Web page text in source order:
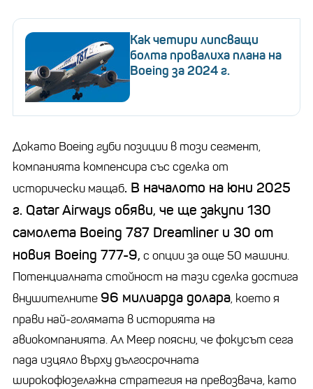
Как четири липсващи
болта провалиха плана на
Boeing за 2024 г.
Докато Boeing губи позиции в този сегмент,
компанията компенсира със сделка от
исторически мащаб. В началото на юни 2025
г. Qatar Airways обяви, че ще закупи 130
самолета Boeing 787 Dreamliner и 30 от
новия Boeing 777-9, с опции за още 50 машини.
Потенциалната стойност на тази сделка достига
внушителните 96 милиарда долара, което я
прави най-голямата в историята на
авиокомпанията. Ал Меер поясни, че фокусът сега
пада изцяло върху дългосрочната
широкофюзелажна стратегия на превозвача, като